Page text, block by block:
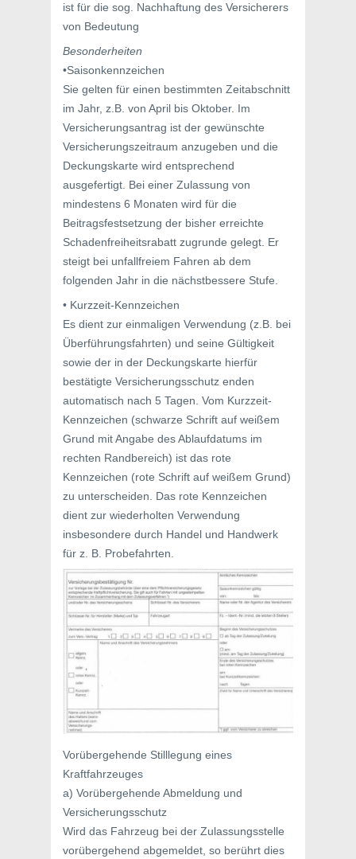
ist für die sog. Nachhaftung des Versicherers
von Bedeutung
Besonderheiten
•Saisonkennzeichen
Sie gelten für einen bestimmten Zeitabschnitt
im Jahr, z.B. von April bis Oktober. Im
Versicherungsantrag ist der gewünschte
Versicherungszeitraum anzugeben und die
Deckungskarte wird entsprechend
ausgefertigt. Bei einer Zulassung von
mindestens 6 Monaten wird für die
Beitragsfestsetzung der bisher erreichte
Schadenfreiheitsrabatt zugrunde gelegt. Er
steigt bei unfallfreiem Fahren ab dem
folgenden Jahr in die nächstbessere Stufe.
• Kurzzeit-Kennzeichen
Es dient zur einmaligen Verwendung (z.B. bei
Überführungsfahrten) und seine Gültigkeit
sowie der in der Deckungskarte hierfür
bestätigte Versicherungsschutz enden
automatisch nach 5 Tagen. Vom Kurzzeit-
Kennzeichen (schwarze Schrift auf weißem
Grund mit Angabe des Ablaufdatums im
rechten Randbereich) ist das rote
Kennzeichen (rote Schrift auf weißem Grund)
zu unterscheiden. Das rote Kennzeichen
dient zur wiederholten Verwendung
insbesondere durch Handel und Handwerk
für z. B. Probefahrten.
Vorübergehende Stilllegung eines
Kraftfahrzeuges
a) Vorübergehende Abmeldung und
Versicherungsschutz
Wird das Fahrzeug bei der Zulassungsstelle
vorübergehend abgemeldet, so berührt dies